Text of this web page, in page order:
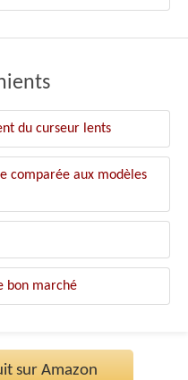
du curseur lents
comparée aux modèles
bon marché
sur Amazon